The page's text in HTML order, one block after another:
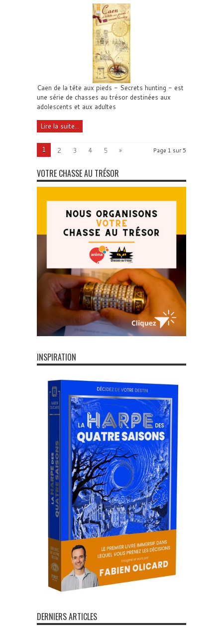
Caen de la tête aux pieds - Secrets hunting - est
une série de chasses au trésor destinées aux
adolescents et aux adultes
Lire la suite...
Page 1 sur 5
1 2 3 4 5 »
VOTRE CHASSE AU TRÉSOR
INSPIRATION
DERNIERS ARTICLES